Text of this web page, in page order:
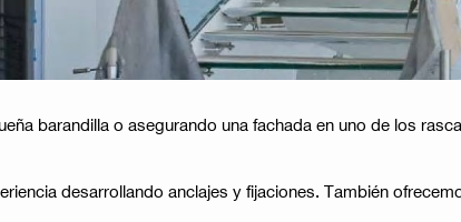
barandilla o asegurando una fachada en uno de los
desarrollando anclajes y fijaciones. También